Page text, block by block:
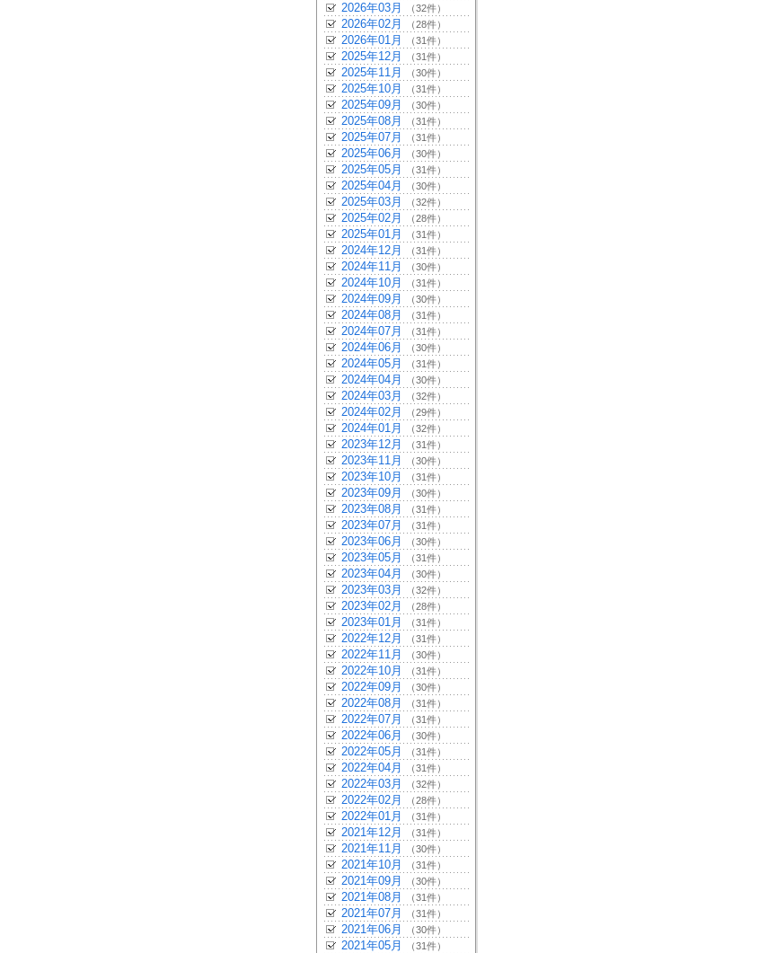
2026年03月 （32件）
2026年02月 （28件）
2026年01月 （31件）
2025年12月 （31件）
2025年11月 （30件）
2025年10月 （31件）
2025年09月 （30件）
2025年08月 （31件）
2025年07月 （31件）
2025年06月 （30件）
2025年05月 （31件）
2025年04月 （30件）
2025年03月 （32件）
2025年02月 （28件）
2025年01月 （31件）
2024年12月 （31件）
2024年11月 （30件）
2024年10月 （31件）
2024年09月 （30件）
2024年08月 （31件）
2024年07月 （31件）
2024年06月 （30件）
2024年05月 （31件）
2024年04月 （30件）
2024年03月 （32件）
2024年02月 （29件）
2024年01月 （32件）
2023年12月 （31件）
2023年11月 （30件）
2023年10月 （31件）
2023年09月 （30件）
2023年08月 （31件）
2023年07月 （31件）
2023年06月 （30件）
2023年05月 （31件）
2023年04月 （30件）
2023年03月 （32件）
2023年02月 （28件）
2023年01月 （31件）
2022年12月 （31件）
2022年11月 （30件）
2022年10月 （31件）
2022年09月 （30件）
2022年08月 （31件）
2022年07月 （31件）
2022年06月 （30件）
2022年05月 （31件）
2022年04月 （31件）
2022年03月 （32件）
2022年02月 （28件）
2022年01月 （31件）
2021年12月 （31件）
2021年11月 （30件）
2021年10月 （31件）
2021年09月 （30件）
2021年08月 （31件）
2021年07月 （31件）
2021年06月 （30件）
2021年05月 （31件）